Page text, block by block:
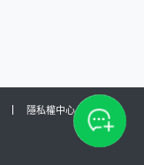
隱私權中心